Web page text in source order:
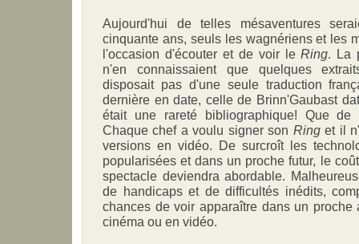
Aujourd'hui de telles mésaventures
cinquante ans, seuls les wagnériens et les
l'occasion d'écouter et de voir leRing. La
n'en connaissaient que quelques
disposait pas d'une seule traduction
dernière en date, celle de Brinn'Gaubast
était une rareté bibliographique! Que de
Chaque chef a voulu signer son Ringet il
versions en vidéo. De surcroît les
popularisées et dans un proche futur, le
spectacle deviendra abordable.
de handicaps et de difficultés inédits,
chances de voir apparaître dans un proche
cinéma ou en vidéo.